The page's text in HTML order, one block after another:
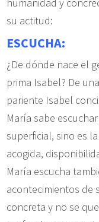
humanidad y
su actitud:
ESCUCHA:
¿De dónde nace el
prima Isabel? De
pariente Isabel
María sabe
superficial, sino es
acogida,
María escucha
acontecimientos de
concreta y no se